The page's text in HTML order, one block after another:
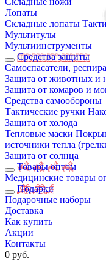
Лопаты
Складные лопаты
Мультитулы
Мультиинструменты
Средства защиты
Самоспасатели,
Защита от животных и
Защита от комаров и
Средства самообороны
Тактические ручки
Защита от холода
Тепловые маски
источники тепла
Защита от солнца
Товары оптом
Медицинские товары
Подарки
Подарочные наборы
Доставка
Как купить
Акции
Контакты
0 руб.